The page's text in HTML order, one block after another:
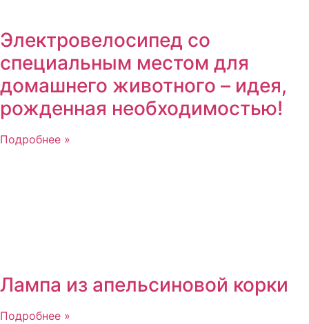
Электровелосипед со
специальным местом для
домашнего животного – идея,
рожденная необходимостью!
Подробнее »
Лампа из апельсиновой корки
Подробнее »